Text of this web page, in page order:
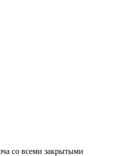
со всеми закрытыми